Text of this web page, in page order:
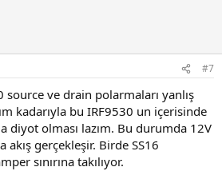
#7
source ve drain polarmaları yanlış
kadarıyla bu IRF9530 un içerisinde
diyot olması lazım. Bu durumda 12V
akış gerçekleşir. Birde SS16
sınırına takılıyor.